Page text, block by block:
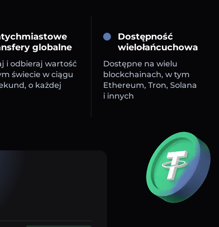
globalne
i odbieraj wartość
świecie w ciągu
o każdej
Dostępność
wielołańcuchowa
Dostępne na wielu
blockchainach, w tym
Ethereum, Tron, Solana
i innych